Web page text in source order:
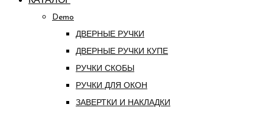
Demo
ДВЕРНЫЕ РУЧКИ
ДВЕРНЫЕ РУЧКИ КУПЕ
РУЧКИ СКОБЫ
РУЧКИ ДЛЯ ОКОН
ЗАВЕРТКИ И НАКЛАДКИ